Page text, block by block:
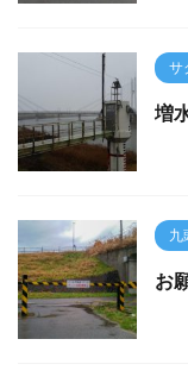
サ
増
九
お